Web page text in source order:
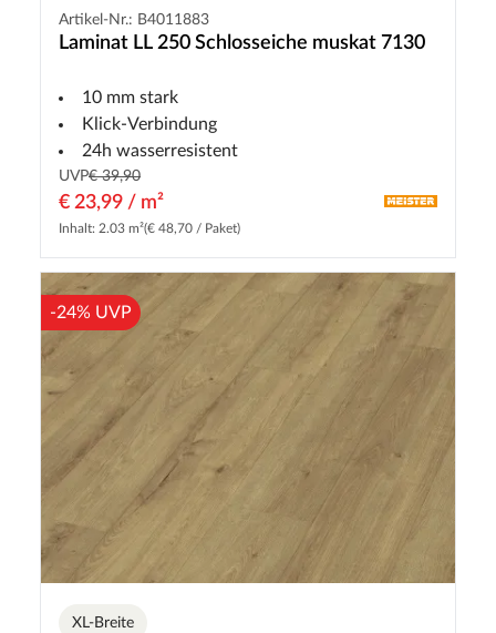
Artikel-Nr.: B4011883
Laminat LL 250 Schlosseiche muskat 7130
10 mm stark
Klick-Verbindung
24h wasserresistent
UVP€ 39,90
€ 23,99 / m²
Inhalt: 2.03 m²(€ 48,70 / Paket)
-24% UVP
XL-Breite